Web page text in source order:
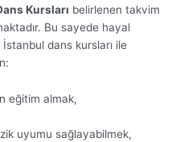
Kursları belirlenen takvim
Bu sayede hayal
İstanbul dans kursları ile
eğitim almak,
uyumu sağlayabilmek,